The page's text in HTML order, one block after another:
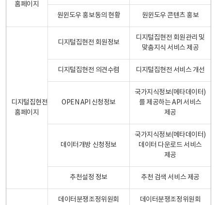
홈페이지
원윈도우 홍보동의 현황 원윈도우 콘텐츠 홍보
디지털집현전
홈페이지
디지털집현전 회원정보
디지털집현전 회원관리 및
맞춤지식 서비스 제공
디지털집현전 의견수렴 디지털집현전 서비스 개선
OPEN API 신청정보
국가지식정보(메타데이터)
를 제공하는 API 서비스
제공
데이터개방 신청정보
국가지식정보(메타데이터)
데이터 다운로드 서비스
제공
추천설정 정보 추천 검색 서비스 제공
데이터분쟁조정위원회
데이터분쟁조정위원회